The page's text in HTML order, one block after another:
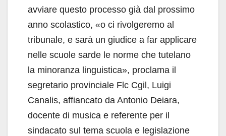
avviare questo processo già dal prossimo
anno scolastico, «o ci rivolgeremo al
tribunale, e sarà un giudice a far applicare
nelle scuole sarde le norme che tutelano
la minoranza linguistica», proclama il
segretario provinciale Flc Cgil, Luigi
Canalis, affiancato da Antonio Deiara,
docente di musica e referente per il
sindacato sul tema scuola e legislazione